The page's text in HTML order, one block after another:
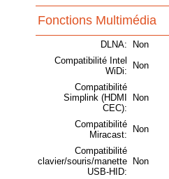
Fonctions Multimédia
DLNA:
Non
Compatibilité Intel
WiDi:
Non
Compatibilité
Simplink (HDMI
CEC):
Non
Compatibilité
Miracast:
Non
Compatibilité
clavier/souris/manette
USB-HID:
Non